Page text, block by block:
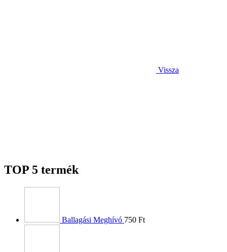
Vissza
TOP 5 termék
Ballagási Meghívó 750 Ft